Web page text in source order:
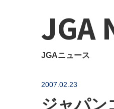
JGA
JGAニュース
2007.02.23
ジャパン